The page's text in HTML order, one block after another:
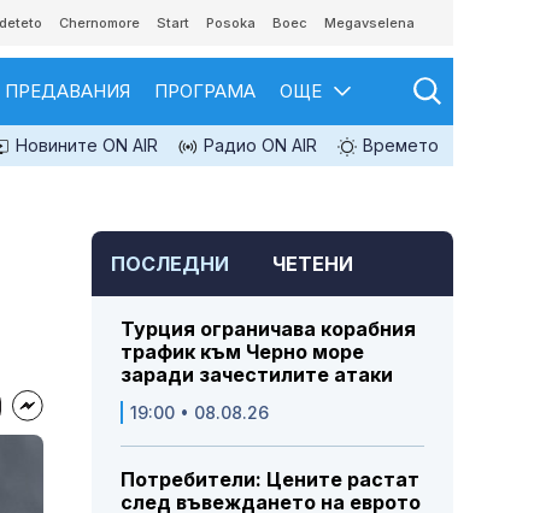
Chernomore Start Posoka Boec Megavselena
ПРЕДАВАНИЯ ПРОГРАМА ОЩЕ
Новините ON AIR Радио ON AIR Времето
ПОСЛЕДНИ ЧЕТЕНИ
Турция ограничава корабния
трафик към Черно море
заради зачестилите атаки
19:00 • 08.08.26
Потребители: Цените растат
след въвеждането на еврото